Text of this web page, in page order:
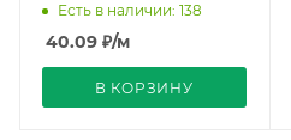
Есть в наличии: 138
40.09 ₽/м
В КОРЗИНУ